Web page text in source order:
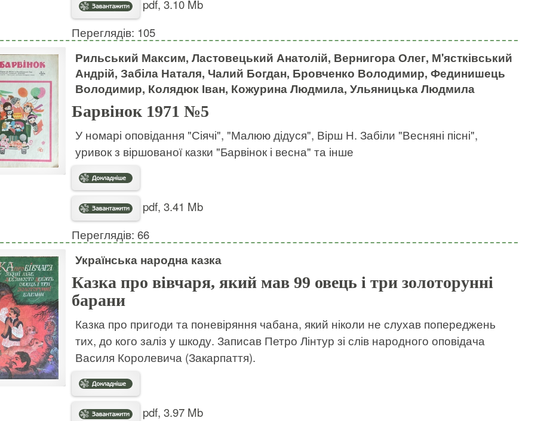
pdf, 3.10 Mb
Переглядів: 105
Рильський Максим, Ластовецький Анатолій, Вернигора Олег, М'ястківський
Андрій, Забіла Наталя, Чалий Богдан, Бровченко Володимир, Фединишець
Володимир, Колядюк Іван, Кожурина Людмила, Ульяницька Людмила
Барвінок 1971 №5
У номарі оповідання "Сіячі", "Малюю дідуся", Вірш Н. Забіли "Весняні пісні",
уривок з віршованої казки "Барвінок і весна" та інше
pdf, 3.41 Mb
Переглядів: 66
Українська народна казка
Казка про вівчаря, який мав 99 овець і три золоторунні
барани
Казка про пригоди та поневіряння чабана, який ніколи не слухав попереджень
тих, до кого заліз у шкоду. Записав Петро Лінтур зі слів народного оповідача
Василя Королевича (Закарпаття).
pdf, 3.97 Mb